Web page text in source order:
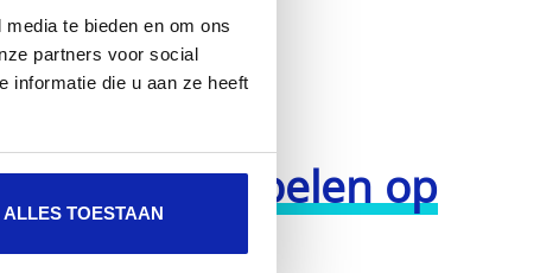
te bieden en om ons
partners voor social
informatie die u aan ze heeft
ALLES TOESTAAN
is je goedvoelen op